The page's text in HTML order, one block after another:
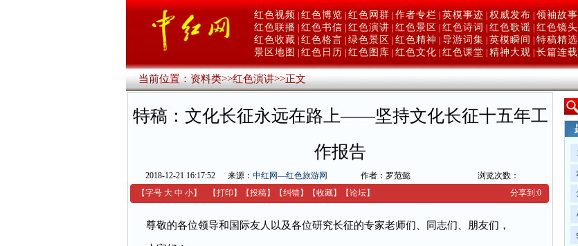
红色视频 红色博览 红色网群 作者专栏 英模事迹 权威发布 领袖故事
红色联播 红色书信 红色演讲 红色景区 红色诗词 红色歌谣 红色镜头
红色收藏 红色格言 绿色景区 红色精神 导游词集 英模瞬间 特稿精选
景区地图
红色日历 红色图库 红色文化 红色课堂 精神大观 长篇连载
当前位置：资料类>>红色演讲>>正文
特稿：文化长征永远在路上——坚持文化长征十五年工
作报告
2018-12-21 16:17:52 来源： 中红网—红色旅游网 作者：罗范懿
浏览次数：
【字号 大 中 小】 【打印 】 【投稿】 【纠错】 【收藏】 【论坛】 分享到:0
尊敬的各位领导和国际友人以及各位研究长征的专家老师们、同志们、朋友们，